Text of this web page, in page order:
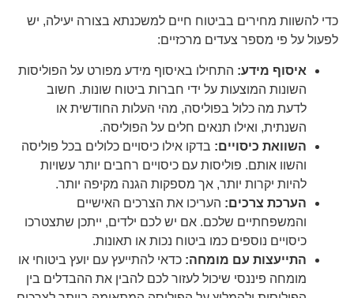
כדי להשוות מחירים בביטוח חיים למשכנתא בצורה יעילה, יש
לפעול על פי מספר צעדים מרכזיים:
איסוף מידע:התחילו באיסוף מידע מפורט על הפוליסות
השונות המוצעות על ידי חברות ביטוח שונות. חשוב
לדעת מה כלול בפוליסה, מהי העלות החודשית או
השנתית, ואילו תנאים חלים על הפוליסה.
השוואת כיסויים:בדקו אילו כיסויים כלולים בכל פוליסה
והשוו אותם. פוליסות עם כיסויים רחבים יותר עשויות
להיות יקרות יותר, אך מספקות הגנה מקיפה יותר.
הערכת צרכים:העריכו את הצרכים האישיים
והמשפחתיים שלכם. אם יש לכם ילדים, ייתכן שתצטרכו
כיסויים נוספים כמו ביטוח נכות או תאונות.
התייעצות עם מומחה:כדאי להתייעץ עם יועץ ביטוחי או
מומחה פיננסי שיכול לעזור לכם להבין את ההבדלים בין